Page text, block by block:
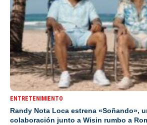
ENTRETENIMIENTO
Randy Nota Loca estrena «Soñando»,
colaboración junto a Wisin rumbo a